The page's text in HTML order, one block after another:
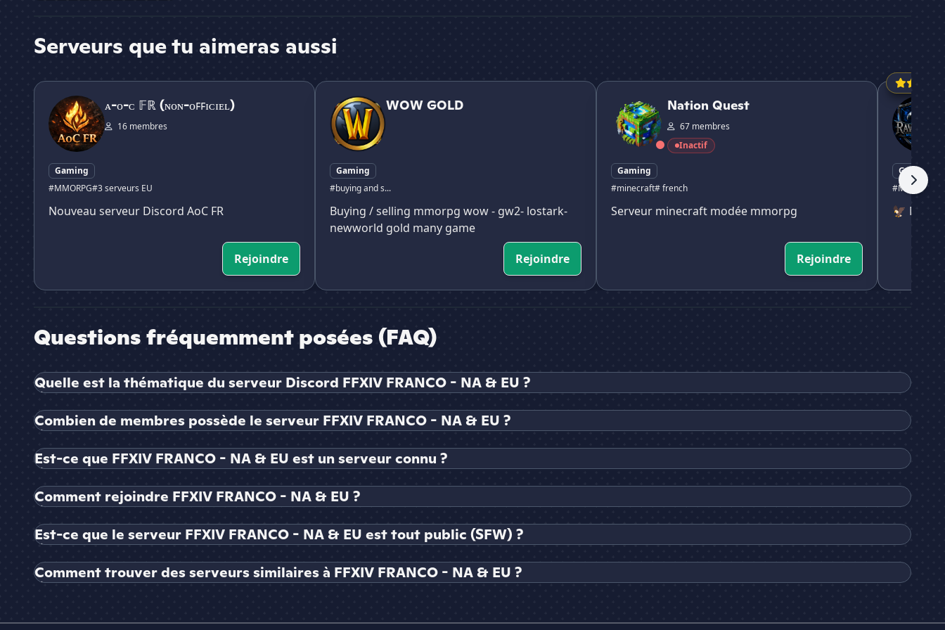
Serveurs que tu aimeras aussi
ᴀ-ᴏ-ᴄ 𝔽ℝ (ɴᴏɴ-ᴏꜰꜰɪᴄɪᴇʟ)
ᴀ-ᴏ-ᴄ 𝔽ℝ (ɴᴏɴ-ᴏꜰꜰɪᴄɪᴇʟ)
16 membres
Gaming
#MMORPG#3 serveurs EU
Nouveau serveur Discord AoC FR
Rejoindre
WOW GOLD
WOW GOLD
Gaming
#buying and s...
Buying / selling mmorpg wow - gw2- lostark-
newworld gold many game
Rejoindre
Nation Quest
Nation Quest
67 membres
Inactif
Gaming
#minecraft# french
Serveur minecraft modée mmorpg
Rejoindre
Ravenclaw
Gaming
#MMORPG
🦅
Questions fréquemment posées (FAQ)
Quelle est la thématique du serveur Discord FFXIV FRANCO - NA & EU ?
Combien de membres possède le serveur FFXIV FRANCO - NA & EU ?
Est-ce que FFXIV FRANCO - NA & EU est un serveur connu ?
Comment rejoindre FFXIV FRANCO - NA & EU ?
Est-ce que le serveur FFXIV FRANCO - NA & EU est tout public (SFW) ?
Comment trouver des serveurs similaires à FFXIV FRANCO - NA & EU ?